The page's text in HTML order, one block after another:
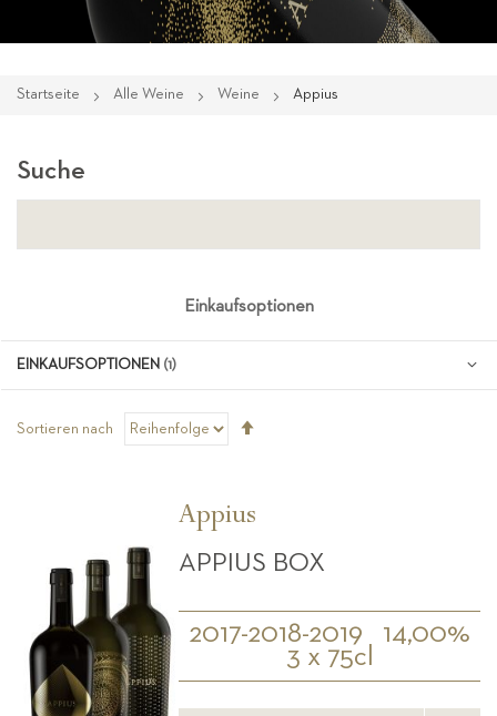
Startseite Alle Weine Weine Appius
Sortieren nach
Appius
APPIUS BOX
2017-2018-2019
14,00%
3 x 75cl
Suche
Einkaufsoptionen
EINKAUFSOPTIONEN